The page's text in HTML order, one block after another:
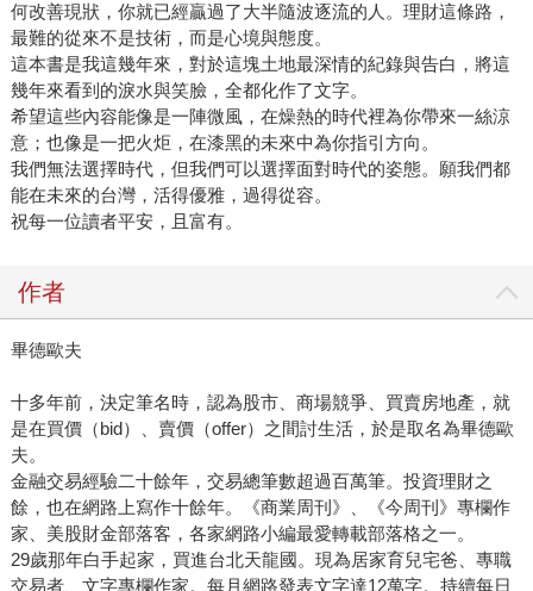
何改善現狀，你就已經贏過了大半隨波逐流的人。理財這條路，
最難的從來不是技術，而是心境與態度。
這本書是我這幾年來，對於這塊土地最深情的紀錄與告白，將這
幾年來看到的淚水與笑臉，全都化作了文字。
希望這些內容能像是一陣微風，在燥熱的時代裡為你帶來一絲涼
意；也像是一把火炬，在漆黑的未來中為你指引方向。
我們無法選擇時代，但我們可以選擇面對時代的姿態。願我們都
能在未來的台灣，活得優雅，過得從容。
祝每一位讀者平安，且富有。
作者
畢德歐夫
十多年前，決定筆名時，認為股市、商場競爭、買賣房地產，就
是在買價（bid）、賣價（offer）之間討生活，於是取名為畢德歐
夫。
金融交易經驗二十餘年，交易總筆數超過百萬筆。投資理財之
餘，也在網路上寫作十餘年。《商業周刊》、《今周刊》專欄作
家、美股財金部落客，各家網路小編最愛轉載部落格之一。
29歲那年白手起家，買進台北天龍國。現為居家育兒宅爸、專職
交易者、文字專欄作家。每月網路發表文字達12萬字。持續每日